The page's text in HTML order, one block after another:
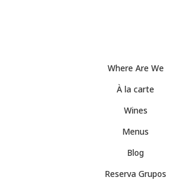
Where Are We
À la carte
Wines
Menus
Blog
Reserva Grupos